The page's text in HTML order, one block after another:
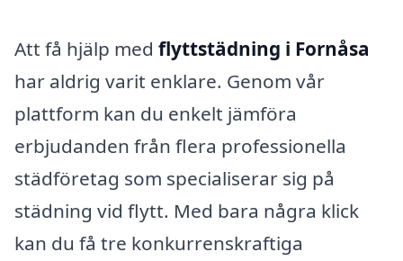
Att få hjälp med flyttstädning i Fornåsa
har aldrig varit enklare. Genom vår
plattform kan du enkelt jämföra
erbjudanden från flera professionella
städföretag som specialiserar sig på
städning vid flytt. Med bara några klick
kan du få tre konkurrenskraftiga